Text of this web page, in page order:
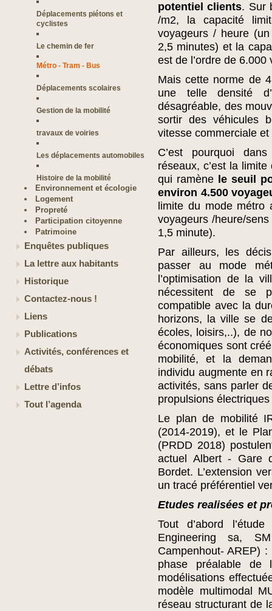
Déplacements piétons et
cyclistes
Le chemin de fer
Métro - Tram - Bus
Déplacements scolaires
Gestion de la mobilité
travaux de voiries
Les déplacements automobiles
Histoire de la mobilité
Environnement et écologie
Logement
Propreté
Participation citoyenne
Patrimoine
Enquêtes publiques
La lettre aux habitants
Historique
Contactez-nous !
Liens
Publications
Activités, conférences et
débats
Lettre d’infos
Tout l’agenda
potentiel clients. Sur
/m2, la capacité
voyageurs / heure
2,5 minutes) et la
est de l’ordre de
Mais cette norme de
une telle densité
désagréable, des
sortir des véhicules
vitesse commerciale
C’est pourquoi
réseaux, c’est la
qui ramène le seuil
environ 4.500
limite du mode métro
voyageurs /heure/
1,5 minute).
Par ailleurs, les
passer au mode
l’optimisation de la
nécessitent de se
compatible avec la
horizons, la ville se
écoles, loisirs,..), de
économiques sont
mobilité, et la
individu augmente en
activités, sans parler
propulsions
Le plan de mobilité
(2014-2019), et le
(PRDD 2018)
actuel Albert - Gare
Bordet. L’extension
un tracé préférentiel
Etudes realisées et
Tout d’abord
Engineering sa,
Campenhout- AREP)
phase préalable de
modélisations
modèle multimodal
réseau structurant de